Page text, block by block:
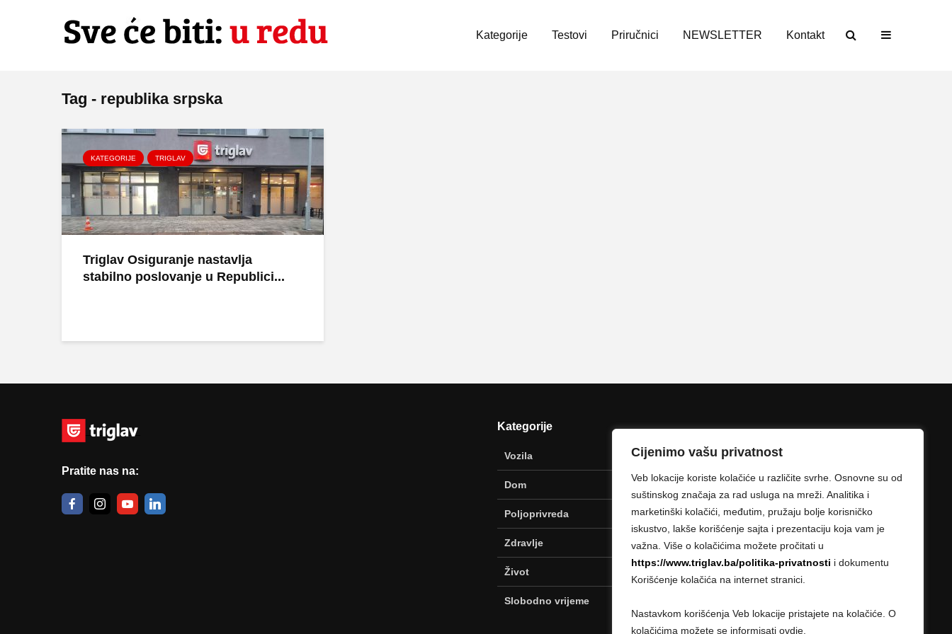
Cijenimo vašu privatnost
Veb lokacije koriste kolačiće u različite svrhe. Osnovne su od
suštinskog značaja za rad usluga na mreži. Analitika i
marketinški kolačići, međutim, pružaju bolje korisničko
iskustvo, lakše korišćenje sajta i prezentaciju koja vam je
važna. Više o kolačićima možete pročitati u
https://www.triglav.ba/politika-privatnosti i dokumentu
Korišćenje kolačića na internet stranici.
Nastavkom korišćenja Veb lokacije pristajete na kolačiće. O
kolačićima možete se informisati ovdje.
Kategorije Testovi Priručnici NEWSLETTER Kontakt
Tag - republika srpska
KATEGORIJE TRIGLAV
Triglav Osiguranje nastavlja
stabilno poslovanje u Republici...
Pratite nas na:
Kategorije
Vozila
Dom
Poljoprivreda
Zdravlje
Život
Slobodno vrijeme